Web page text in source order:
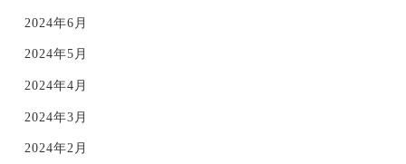
2024年6月
2024年5月
2024年4月
2024年3月
2024年2月